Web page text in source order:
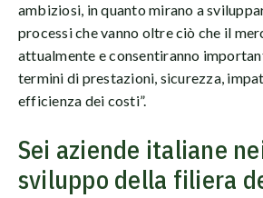
ambiziosi, in quanto mirano a
processi che vanno oltre ciò che il
attualmente e consentiranno
termini di prestazioni, sicurezza,
efficienza dei costi”.
Sei aziende italiane
sviluppo della filiera